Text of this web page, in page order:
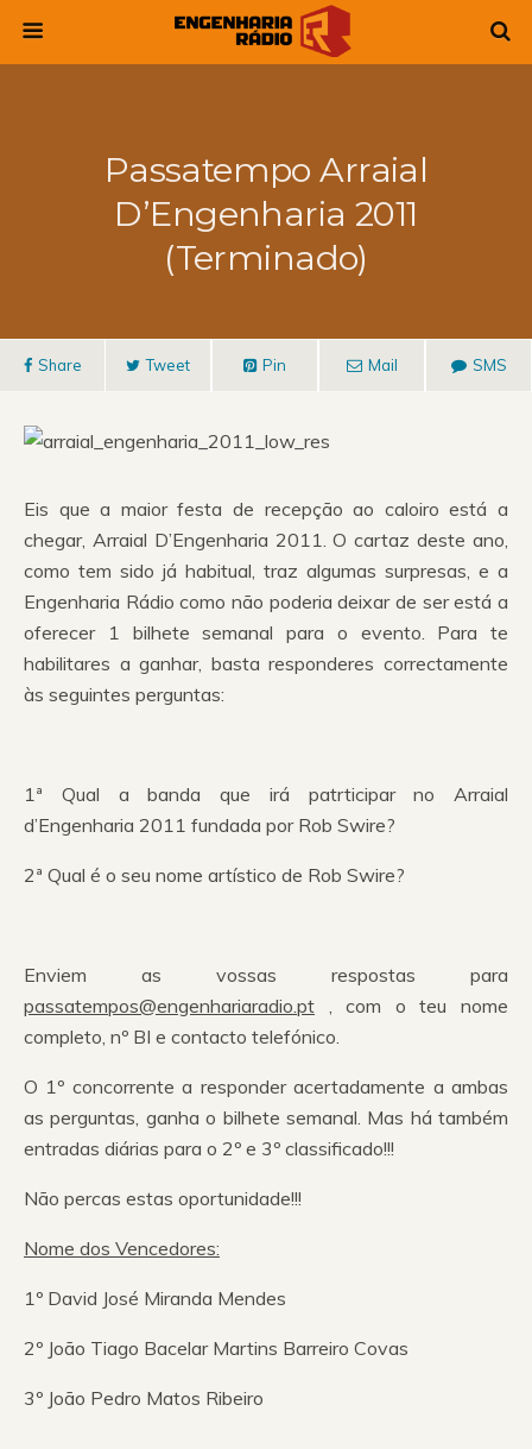
Passatempo Arraial
D’Engenharia 2011
(Terminado)
Share Tweet Pin Mail SMS
Eis que a maior festa de recepção ao caloiro está a
chegar, Arraial D’Engenharia 2011. O cartaz deste ano,
como tem sido já habitual, traz algumas surpresas, e a
Engenharia Rádio como não poderia deixar de ser está a
oferecer 1 bilhete semanal para o evento. Para te
habilitares a ganhar, basta responderes correctamente
às seguintes perguntas:
1ª Qual a banda que irá patrticipar no Arraial
d’Engenharia 2011 fundada por Rob Swire?
2ª Qual é o seu nome artístico de Rob Swire?
Enviem as vossas respostas para
passatempos@engenhariaradio.pt , com o teu nome
completo, nº BI e contacto telefónico.
O 1º concorrente a responder acertadamente a ambas
as perguntas, ganha o bilhete semanal. Mas há também
entradas diárias para o 2º e 3º classificado!!!
Não percas estas oportunidade!!!
Nome dos Vencedores:
1º David José Miranda Mendes
2º João Tiago Bacelar Martins Barreiro Covas
3º João Pedro Matos Ribeiro